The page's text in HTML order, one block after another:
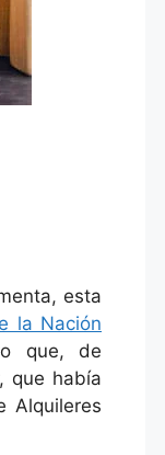
esta
la Nación
que, de
que había
Alquileres